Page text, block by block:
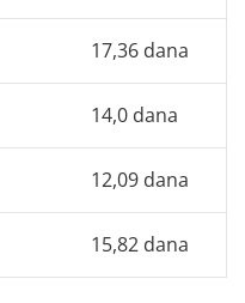
17,36 dana
14,0 dana
12,09 dana
15,82 dana